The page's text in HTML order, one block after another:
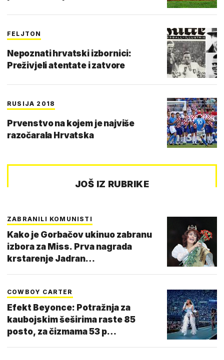
FELJTON
Nepoznati hrvatski izbornici:
Preživjeli atentate i zatvore
RUSIJA 2018
Prvenstvo na kojem je najviše
razočarala Hrvatska
JOŠ IZ RUBRIKE
ZABRANILI KOMUNISTI
Kako je Gorbačov ukinuo zabranu
izbora za Miss. Prva nagrada
krstarenje Jadran…
COWBOY CARTER
Efekt Beyonce: Potražnja za
kaubojskim šeširima raste 85
posto, za čizmama 53 p…